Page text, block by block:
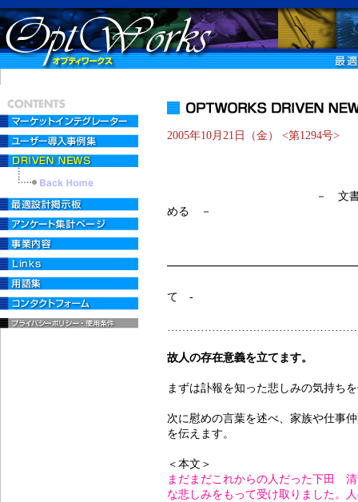
2005年10月21日（金） <第1294号>
－ 文書によるコミュ
める －
て -
故人の存在意義を立てます。
まずは訃報を知った悲しみの気持ち
次に慰めの言葉を述べ、家族や仕事
を伝えます。
＜本文＞
まだまだこれからの人だった下田
な悲しみをもって受け取りました。